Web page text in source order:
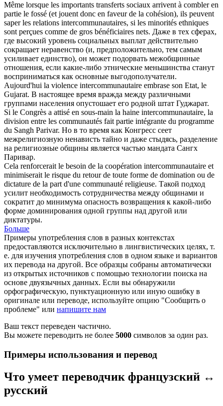
Même lorsque les importants transferts sociaux arrivent à combler en
partie le fossé (et jouent donc en faveur de la cohésion), ils peuvent
saper les relations intercommunautaires, si les minorités ethniques
sont perçues comme de gros bénéficiaires nets. Даже в тех сферах,
где высокий уровень социальных выплат действительно
сокращает неравенство (и, предположительно, тем самым
усиливает единство), он может подорвать межобщинные
отношения, если какие-либо этнические меньшинства станут
восприниматься как основные выгодополучатели.
Aujourd'hui la violence intercommunautaire embrase son Etat, le
Gujarat. В настоящее время вражда между различными
группами населения опустошает его родной штат Гуджарат.
Si le Congrès a attisé en sous-main la haine intercommunautaire, la
division entre les communautés fait partie intégrante du programme
du Sangh Parivar. Но в то время как Конгресс сеет
межрелигиозную ненависть тайно и даже стыдясь, разделение
на религиозные общины является частью мандата Сангх
Паривар.
Cela renforcerait le besoin de la coopération intercommunautaire et
minimiserait le risque du retour de toute forme de domination ou de
dictature de la part d'une communauté religieuse. Такой подход
усилит необходимость сотрудничества между общинами и
сократит до минимума опасность возвращения к какой-либо
форме доминирования одной группы над другой или
диктатуры.
Больше
Примеры употребления слов в разных контекстах
предоставляются исключительно в лингвистических целях, т.
е. для изучения употребления слов в одном языке и вариантов
их перевода на другой. Все образцы собраны автоматически
из открытых источников с помощью технологии поиска на
основе двуязычных данных. Если вы обнаружили
орфографическую, пунктуационную или иную ошибку в
оригинале или переводе, используйте опцию "Сообщить о
проблеме" или напишите нам
Ваш текст переведен частично.
Вы можете переводить не более 5000 символов за один раз.
Примеры использования и перевод
Что умеет переводчик французский ↔
русский